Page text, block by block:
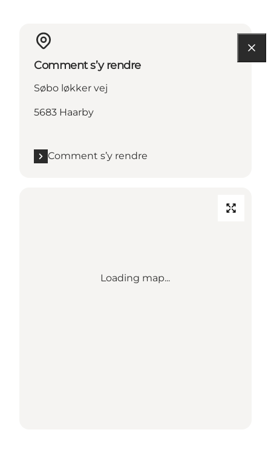
Comment s’y rendre
Søbo løkker vej
5683 Haarby
Comment s’y rendre
Loading map...